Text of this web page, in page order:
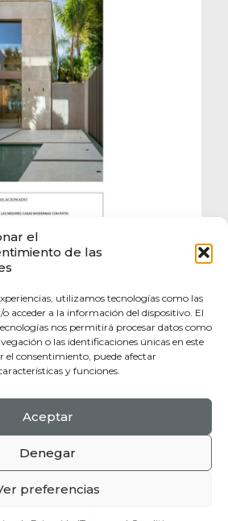
el
de las
utilizamos tecnologías como las
acceder a la información del dispositivo. El
nos permitirá procesar datos como
o las identificaciones únicas en este
el consentimiento, puede afectar
y funciones.
Aceptar
Denegar
preferencias
Heritage. All Rights Reserved.
design byJorge Aleix